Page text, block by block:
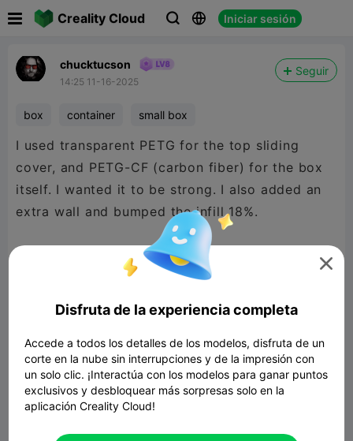
Creality Cloud   Iniciar sesión
chucktucson
14:25 11-16-2025
Seguir
box container small box
I used transparent PETG for the top sliding
cover, and PETG-CF (carbon fiber) for the box
itself. I wanted it to be strong. I also added an
extra wall and bumped the infill 18%.
thew a dime in there for size reference.
NOTE!
The extra wall makes the sliding action a bit
sticky at first, so you might have to slide it back
and forth a bit to smooth it out. I wanted it tight

Disfruta de la experiencia completa
Accede a todos los detalles de los modelos, disfruta de un
corte en la nube sin interrupciones y de la impresión con
un solo clic. ¡Interactúa con los modelos para ganar puntos
exclusivos y desbloquear más sorpresas solo en la
aplicación Creality Cloud!